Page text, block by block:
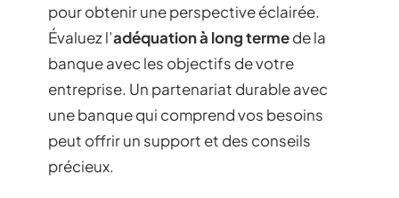
pour obtenir une perspective éclairée.
Évaluez l’adéquation à long termede la
banque avec les objectifs de votre
entreprise. Un partenariat durable avec
une banque qui comprend vos besoins
peut offrir un support et des conseils
précieux.